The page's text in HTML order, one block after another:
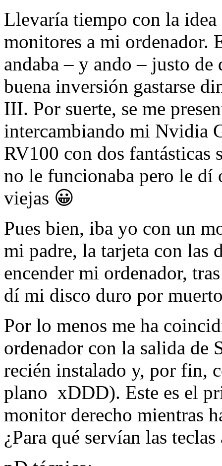
Llevaría tiempo con la idea
monitores a mi ordenador.
andaba – y ando – justo
buena inversión gastarse
III. Por suerte, se me
intercambiando mi Nvidia
RV100 con dos
no le funcionaba pero le dí
viejas 😀
Pues bien, iba yo con un
mi padre, la tarjeta con las
encender mi ordenador,
dí mi disco duro por
Por lo menos me ha
ordenador con la salida de
recién instalado y, por fin,
plano xDDD). Este es el
monitor derecho mientras
¿Para qué servían las